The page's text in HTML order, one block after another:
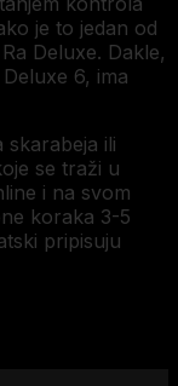
je to jedan od
Deluxe. Dakle,
6, ima
ili
se traži u
i na svom
koraka 3-5
pripisuju